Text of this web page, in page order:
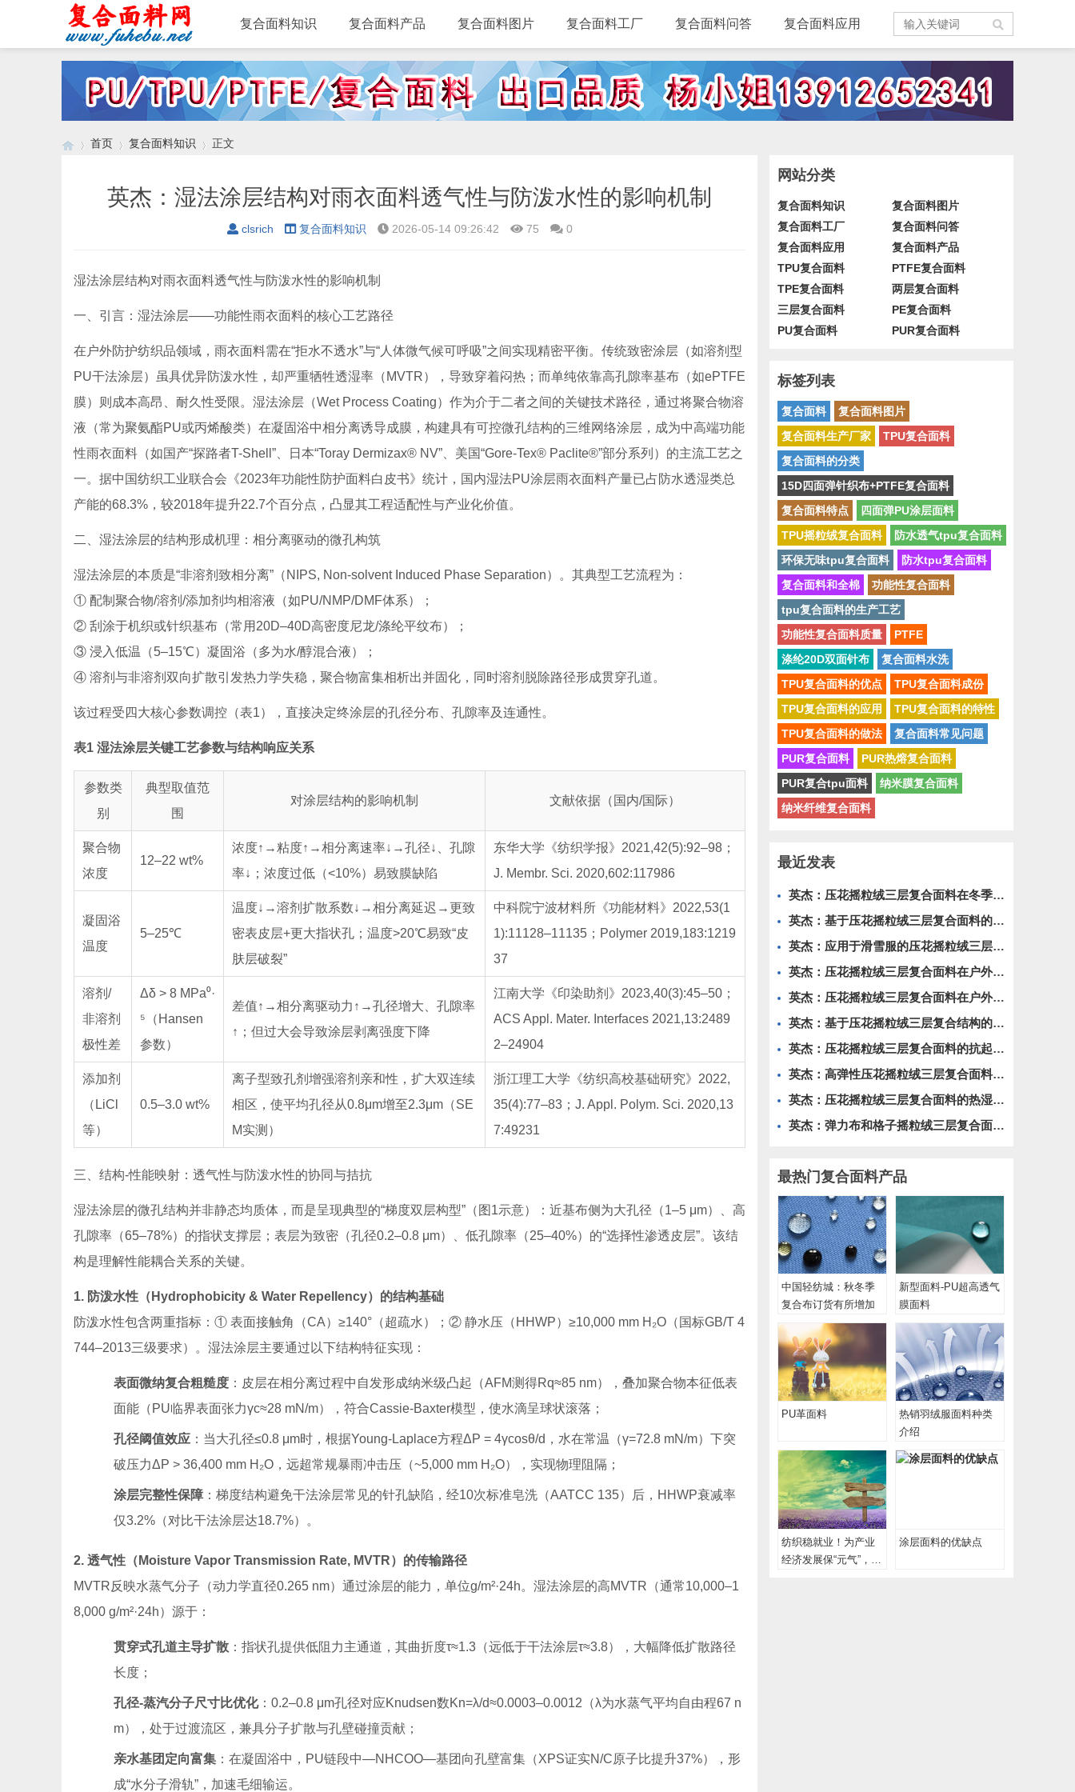
复合面料知识 复合面料产品 复合面料图片 复合面料工厂 复合面料问答 复合面料应用
首页 复合面料知识 正文
英杰：湿法涂层结构对雨衣面料透气性与防泼水性的影响机制
clsrich 复合面料知识 2026-05-14 09:26:42 75 0
湿法涂层结构对雨衣面料透气性与防泼水性的影响机制
一、引言：湿法涂层——功能性雨衣面料的核心工艺路径
在户外防护纺织品领域，雨衣面料需在“拒水不透水”与“人体微气候可呼吸”之间实现精密平衡。传统致密涂层（如溶剂型
PU干法涂层）虽具优异防泼水性，却严重牺牲透湿率（MVTR），导致穿着闷热；而单纯依靠高孔隙率基布（如ePTFE
膜）则成本高昂、耐久性受限。湿法涂层（Wet Process Coating）作为介于二者之间的关键技术路径，通过将聚合物溶
液（常为聚氨酯PU或丙烯酸类）在凝固浴中相分离诱导成膜，构建具有可控微孔结构的三维网络涂层，成为中高端功能
性雨衣面料（如国产“探路者T-Shell”、日本“Toray Dermizax® NV”、美国“Gore-Tex® Paclite®”部分系列）的主流工艺之
一。据中国纺织工业联合会《2023年功能性防护面料白皮书》统计，国内湿法PU涂层雨衣面料产量已占防水透湿类总
产能的68.3%，较2018年提升22.7个百分点，凸显其工程适配性与产业化价值。
二、湿法涂层的结构形成机理：相分离驱动的微孔构筑
湿法涂层的本质是“非溶剂致相分离”（NIPS, Non-solvent Induced Phase Separation）。其典型工艺流程为：
① 配制聚合物/溶剂/添加剂均相溶液（如PU/NMP/DMF体系）；
② 刮涂于机织或针织基布（常用20D–40D高密度尼龙/涤纶平纹布）；
③ 浸入低温（5–15℃）凝固浴（多为水/醇混合液）；
④ 溶剂与非溶剂双向扩散引发热力学失稳，聚合物富集相析出并固化，同时溶剂脱除路径形成贯穿孔道。
该过程受四大核心参数调控（表1），直接决定终涂层的孔径分布、孔隙率及连通性。
表1 湿法涂层关键工艺参数与结构响应关系
参数类
别
典型取值范
围
对涂层结构的影响机制 文献依据（国内/国际）
聚合物
浓度
12–22 wt%
浓度↑→粘度↑→相分离速率↓→孔径↓、孔隙
率↓；浓度过低（<10%）易致膜缺陷
东华大学《纺织学报》2021,42(5):92–98；
J. Membr. Sci. 2020,602:117986
凝固浴
温度
5–25℃
温度↓→溶剂扩散系数↓→相分离延迟→更致
密表皮层+更大指状孔；温度>20℃易致“皮
肤层破裂”
中科院宁波材料所《功能材料》2022,53(1
1):11128–11135；Polymer 2019,183:1219
37
溶剂/
非溶剂
极性差
Δδ > 8 MPa⁰·
⁵（Hansen
参数）
差值↑→相分离驱动力↑→孔径增大、孔隙率
↑；但过大会导致涂层剥离强度下降
江南大学《印染助剂》2023,40(3):45–50；
ACS Appl. Mater. Interfaces 2021,13:2489
2–24904
添加剂
（LiCl
等）
0.5–3.0 wt%
离子型致孔剂增强溶剂亲和性，扩大双连续
相区，使平均孔径从0.8μm增至2.3μm（SE
M实测）
浙江理工大学《纺织高校基础研究》2022,
35(4):77–83；J. Appl. Polym. Sci. 2020,13
7:49231
三、结构-性能映射：透气性与防泼水性的协同与拮抗
湿法涂层的微孔结构并非静态均质体，而是呈现典型的“梯度双层构型”（图1示意）：近基布侧为大孔径（1–5 μm）、高
孔隙率（65–78%）的指状支撑层；表层为致密（孔径0.2–0.8 μm）、低孔隙率（25–40%）的“选择性渗透皮层”。该结
构是理解性能耦合关系的关键。
1. 防泼水性（Hydrophobicity & Water Repellency）的结构基础
防泼水性包含两重指标：① 表面接触角（CA）≥140°（超疏水）；② 静水压（HHWP）≥10,000 mm H₂O（国标GB/T 4
744–2013三级要求）。湿法涂层主要通过以下结构特征实现：
表面微纳复合粗糙度 ：皮层在相分离过程中自发形成纳米级凸起（AFM测得Rq≈85 nm），叠加聚合物本征低表
面能（PU临界表面张力γc≈28 mN/m），符合Cassie-Baxter模型，使水滴呈球状滚落；
孔径阈值效应 ：当大孔径≤0.8 μm时，根据Young-Laplace方程ΔP = 4γcosθ/d，水在常温（γ=72.8 mN/m）下突
破压力ΔP > 36,400 mm H₂O，远超常规暴雨冲击压（~5,000 mm H₂O），实现物理阻隔；
涂层完整性保障 ：梯度结构避免干法涂层常见的针孔缺陷，经10次标准皂洗（AATCC 135）后，HHWP衰减率
仅3.2%（对比干法涂层达18.7%）。
2. 透气性（Moisture Vapor Transmission Rate, MVTR）的传输路径
MVTR反映水蒸气分子（动力学直径0.265 nm）通过涂层的能力，单位g/m²·24h。湿法涂层的高MVTR（通常10,000–1
8,000 g/m²·24h）源于：
贯穿式孔道主导扩散 ：指状孔提供低阻力主通道，其曲折度τ≈1.3（远低于干法涂层τ≈3.8），大幅降低扩散路径
长度；
孔径-蒸汽分子尺寸比优化：0.2–0.8 μm孔径对应Knudsen数Kn=λ/d≈0.0003–0.0012（λ为水蒸气平均自由程67 n
m），处于过渡流区，兼具分子扩散与孔壁碰撞贡献；
亲水基团定向富集 ：在凝固浴中，PU链段中—NHCOO—基团向孔壁富集（XPS证实N/C原子比提升37%），形
成“水分子滑轨”，加速毛细输运。
网站分类
复合面料知识
复合面料图片
复合面料工厂
复合面料问答
复合面料应用
复合面料产品
TPU复合面料
PTFE复合面料
TPE复合面料
两层复合面料
三层复合面料
PE复合面料
PU复合面料
PUR复合面料
标签列表
复合面料
复合面料图片
复合面料生产厂家
TPU复合面料
复合面料的分类
15D四面弹针织布+PTFE复合面料
复合面料特点
四面弹PU涂层面料
TPU摇粒绒复合面料
防水透气tpu复合面料
环保无味tpu复合面料
防水tpu复合面料
复合面料和全棉
功能性复合面料
tpu复合面料的生产工艺
功能性复合面料质量
PTFE
涤纶20D双面针布
复合面料水洗
TPU复合面料的优点
TPU复合面料成份
TPU复合面料的应用
TPU复合面料的特性
TPU复合面料的做法
复合面料常见问题
PUR复合面料
PUR热熔复合面料
PUR复合tpu面料
纳米膜复合面料
纳米纤维复合面料
最近发表
英杰：压花摇粒绒三层复合面料在冬季户外服装中的保暖性能优化研究
英杰：基于压花摇粒绒三层复合面料的高透气防风运动服饰开发
英杰：应用于滑雪服的压花摇粒绒三层复合面料抗撕裂与耐磨性提升技术
英杰：压花摇粒绒三层复合面料在户外风衣和夹克中的应用与性能
英杰：压花摇粒绒三层复合面料在户外运动服饰中的保暖与透气性能研究
英杰：基于压花摇粒绒三层复合结构的功能性家居纺织品开发与应用
英杰：压花摇粒绒三层复合面料的抗起球性与耐磨性优化技术分析
英杰：高弹性压花摇粒绒三层复合面料在冬季童装设计中的应用实践
英杰：压花摇粒绒三层复合面料的热湿舒适性与层间结合强度协同提升工艺
英杰：弹力布和格子摇粒绒三层复合面料在修身户外夹克中的弹性与保暖协同设计
最热门复合面料产品
中国轻纺城：秋冬季
复合布订货有所增加
新型面料-PU超高透气
膜面料
PU革面料
热销羽绒服面料​种类
介绍
纺织稳就业！为产业
经济发展保“元气”，为
涂层面料的优缺点